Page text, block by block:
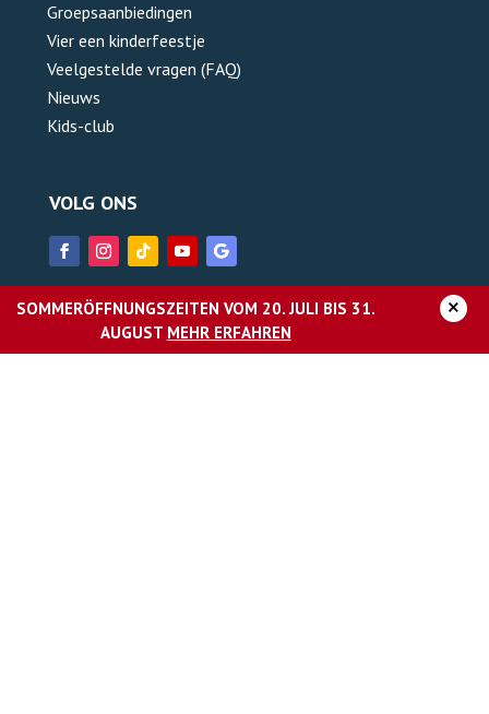
SOMMERÖFFNUNGSZEITEN VOM 20. JULI BIS 31.
AUGUST MEHR ERFAHREN
×
Groepsaanbiedingen
Vier een kinderfeestje
Veelgestelde vragen (FAQ)
Nieuws
Kids-club
VOLG ONS
BEDRIJF